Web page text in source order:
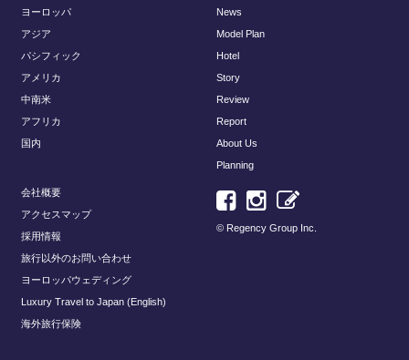
ヨーロッパ
アジア
パシフィック
アメリカ
中南米
アフリカ
国内
News
Model Plan
Hotel
Story
Review
Report
About Us
Planning
会社概要
アクセスマップ
採用情報
旅行以外のお問い合わせ
ヨーロッパウェディング
Luxury Travel to Japan (English)
海外旅行保険
© Regency Group Inc.